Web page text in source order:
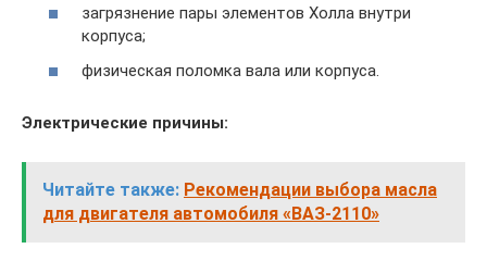
загрязнение пары элементов Холла внутри
корпуса;
физическая поломка вала или корпуса.
Электрические причины:
Читайте также: Рекомендации выбора масла
для двигателя автомобиля «ВАЗ-2110»